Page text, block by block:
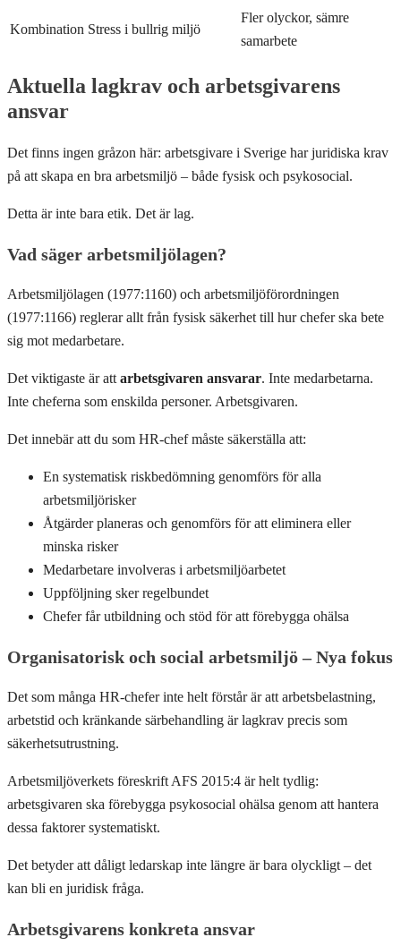
Kombination Stress i bullrig miljö
Fler olyckor, sämre
samarbete
Aktuella lagkrav och arbetsgivarens
ansvar
Det finns ingen gråzon här: arbetsgivare i Sverige har juridiska krav
på att skapa en bra arbetsmiljö – både fysisk och psykosocial.
Detta är inte bara etik. Det är lag.
Vad säger arbetsmiljölagen?
Arbetsmiljölagen (1977:1160) och arbetsmiljöförordningen
(1977:1166) reglerar allt från fysisk säkerhet till hur chefer ska bete
sig mot medarbetare.
Det viktigaste är att arbetsgivaren ansvarar. Inte medarbetarna.
Inte cheferna som enskilda personer. Arbetsgivaren.
Det innebär att du som HR-chef måste säkerställa att:
En systematisk riskbedömning genomförs för alla
arbetsmiljörisker
Åtgärder planeras och genomförs för att eliminera eller
minska risker
Medarbetare involveras i arbetsmiljöarbetet
Uppföljning sker regelbundet
Chefer får utbildning och stöd för att förebygga ohälsa
Organisatorisk och social arbetsmiljö – Nya fokus
Det som många HR-chefer inte helt förstår är att arbetsbelastning,
arbetstid och kränkande särbehandling är lagkrav precis som
säkerhetsutrustning.
Arbetsmiljöverkets föreskrift AFS 2015:4 är helt tydlig:
arbetsgivaren ska förebygga psykosocial ohälsa genom att hantera
dessa faktorer systematiskt.
Det betyder att dåligt ledarskap inte längre är bara olyckligt – det
kan bli en juridisk fråga.
Arbetsgivarens konkreta ansvar